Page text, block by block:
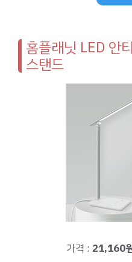
홈플래닛 LED 안
스탠드
가격 : 21,160